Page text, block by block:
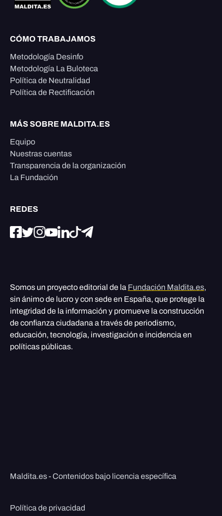
CÓMO TRABAJAMOS
Metodología Desinfo
Metodología La Buloteca
Política de Neutralidad
Política de Rectificación
MÁS SOBRE MALDITA.ES
Equipo
Nuestras cuentas
Transparencia de la organización
La Fundación
REDES
Somos un proyecto editorial de la Fundación Maldita.es,
sin ánimo de lucro y con sede en España, que protege la
integridad de la información y promueve la construcción
de confianza ciudadana a través de periodismo,
educación, tecnología, investigación e incidencia en
políticas públicas.
Maldita.es - Contenidos bajo licencia específica
Política de privacidad